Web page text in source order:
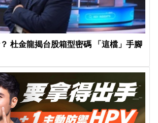
杜金龍揭台股箱型密碼 「這檔」手腳